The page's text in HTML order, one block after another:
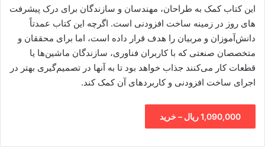
این کتاب کمک به طراحان، مهندسان و سازندگان برای درک پیشرفت
های روز در زمینه ساخت افزودنی است. اگرچه این کتاب عمدتاً
دانش‌آموزان و مربیان را هدف قرار داده است، اما برای محققان و
متخصصان صنعتی که با کاربران فناوری، سازندگان ماشین‌ها یا
قطعات کار می‌کنند جذاب خواهد بود تا به آنها در تصمیم‌گیری بهتر در
اجرای ساخت افزودنی و کاربردهای آن کمک کند.
1,090,000 ریال – خرید